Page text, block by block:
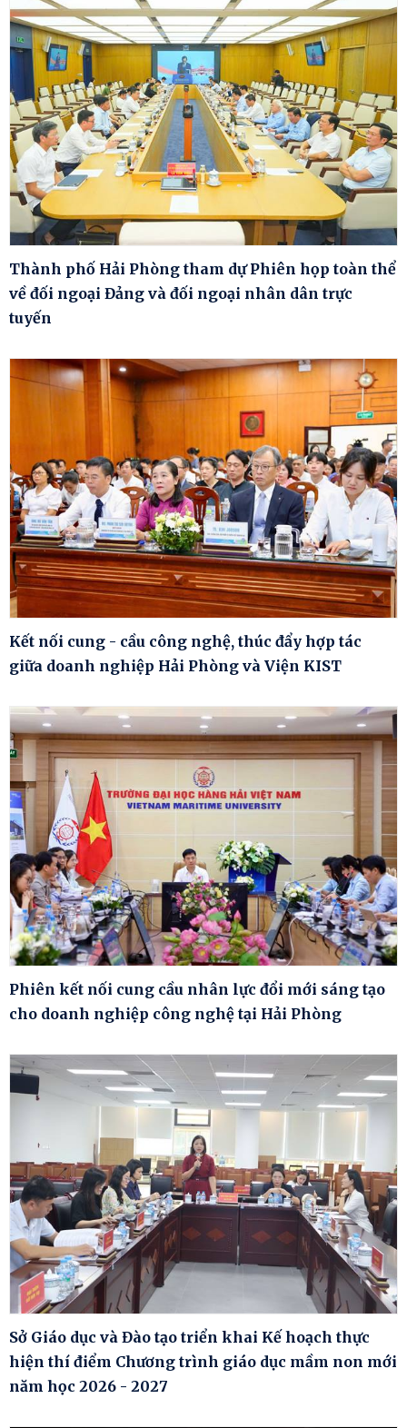
Thành phố Hải Phòng tham dự Phiên họp toàn thể
về đối ngoại Đảng và đối ngoại nhân dân trực
tuyến
Kết nối cung - cầu công nghệ, thúc đẩy hợp tác
giữa doanh nghiệp Hải Phòng và Viện KIST
Phiên kết nối cung cầu nhân lực đổi mới sáng tạo
cho doanh nghiệp công nghệ tại Hải Phòng
Sở Giáo dục và Đào tạo triển khai Kế hoạch thực
hiện thí điểm Chương trình giáo dục mầm non mới
năm học 2026 - 2027